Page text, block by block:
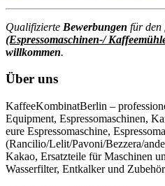
Qualifizierte Bewerbungen für den
(Espressomaschinen-/
willkommen.
Über uns
KaffeeKombinatBerlin –
Equipment, Espressomaschinen,
eure Espressomaschine,
(Rancilio/Lelit/Pavoni/Bezzera/
Kakao, Ersatzteile für Maschinen
Wasserfilter, Entkalker und